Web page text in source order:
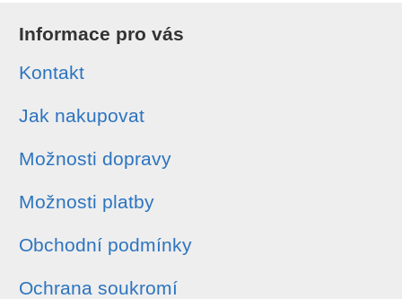
Informace pro vás
Kontakt
Jak nakupovat
Možnosti dopravy
Možnosti platby
Obchodní podmínky
Ochrana soukromí